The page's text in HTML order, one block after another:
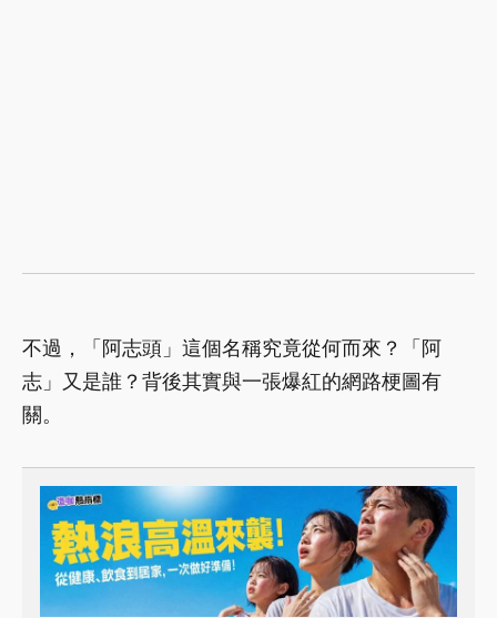
不過，「阿志頭」這個名稱究竟從何而來？「阿
志」又是誰？背後其實與一張爆紅的網路梗圖有
關。